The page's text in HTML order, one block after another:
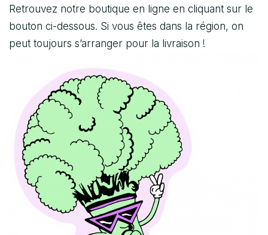
Retrouvez notre boutique en ligne en cliquant sur le
bouton ci-dessous. Si vous êtes dans la région, on
peut toujours s’arranger pour la livraison !